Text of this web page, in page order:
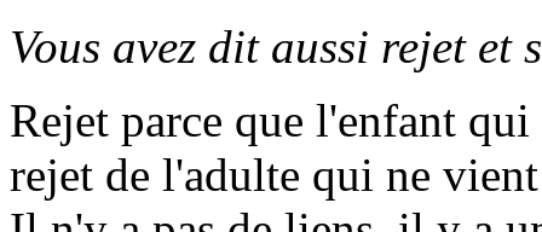
Vous avez dit aussi rejet
Rejet parce que l'enfant
rejet de l'adulte qui ne